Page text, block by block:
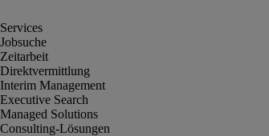
Jobsuche
Zeitarbeit
Direktvermittlung
Interim Management
Executive Search
Managed Solutions
Consulting-Lösungen